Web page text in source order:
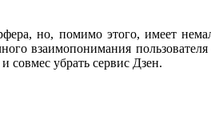
но, помимо этого, имеет
взаимопонимания
совмес убрать сервис Дзен.